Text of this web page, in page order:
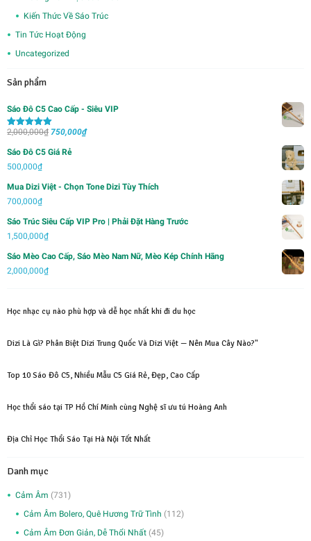
Kiến Thức Về Sáo Trúc
Tin Tức Hoạt Động
Uncategorized
Sản phẩm
Sáo Đô C5 Cao Cấp - Siêu VIP
Được xếp
sao
2,000,000₫ Giá
750,000₫Giá
750,000₫.
Sáo Đô C5 Giá Rẻ
500,000₫
Mua Dizi Việt - Chọn Tone Dizi Tùy Thích
700,000₫
Sáo Trúc Siêu Cấp VIP Pro | Phải Đặt Hàng Trước
1,500,000₫
Sáo Mèo Cao Cấp, Sáo Mèo Nam Nữ, Mèo Kép Chính Hãng
2,000,000₫
Học nhạc cụ nào phù hợp và dễ học nhất khi đi du học
Dizi Là Gì? Phân Biệt Dizi Trung Quốc Và Dizi Việt — Nên Mua Cây Nào?"
Top 10 Sáo Đô C5, Nhiều Mẫu C5 Giá Rẻ, Đẹp, Cao Cấp
Học thổi sáo tại TP Hồ Chí Minh cùng Nghệ sĩ ưu tú Hoàng Anh
Địa Chỉ Học Thổi Sáo Tại Hà Nội Tốt Nhất
Danh mục
Cảm Âm (731)
Cảm Âm Bolero, Quê Hương Trữ Tình (112)
Cảm Âm Đơn Giản, Dễ Thổi Nhất (45)